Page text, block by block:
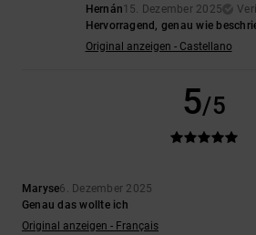
Hernán15. Dezember 2025
Hervorragend, genau wie
Original anzeigen - Castellano
5/5
Maryse6. Dezember 2025
Genau das wollte ich
Original anzeigen - Français